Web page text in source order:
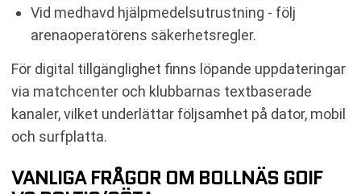
Vid medhavd hjälpmedelsutrustning - följ
arenaoperatörens säkerhetsregler.
För digital tillgänglighet finns löpande uppdateringar
via matchcenter och klubbarnas textbaserade
kanaler, vilket underlättar följsamhet på dator, mobil
och surfplatta.
VANLIGA FRÅGOR OM BOLLNÄS GOIF